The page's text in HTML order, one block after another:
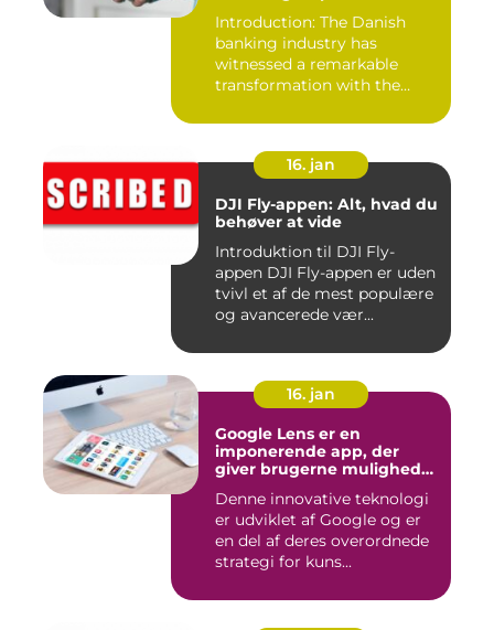
Introduction: The Danish
banking industry has
witnessed a remarkable
transformation with the
16. jan
DJI Fly-appen: Alt, hvad du
behøver at vide
Introduktion til DJI Fly-
appen DJI Fly-appen er uden
tvivl et af de mest populære
og avancerede vær...
16. jan
Google Lens er en
imponerende app, der
giver brugerne mulighed
om de ting, de ser, ved blot
at bruge kameraet på
deres smartphone
Denne innovative teknologi
er udviklet af Google og er
en del af deres overordnede
strategi for kuns...